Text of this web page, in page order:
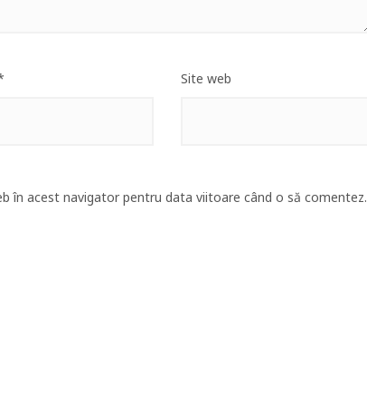
Site web
în acest navigator pentru data viitoare când o să comentez.